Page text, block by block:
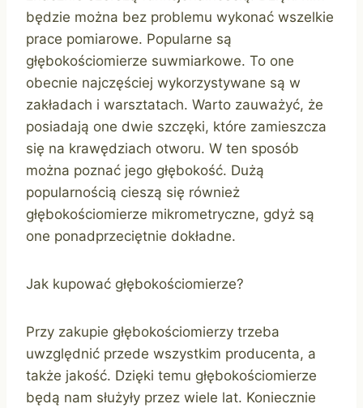
będzie można bez problemu wykonać wszelkie
prace pomiarowe. Popularne są
głębokościomierze suwmiarkowe. To one
obecnie najczęściej wykorzystywane są w
zakładach i warsztatach. Warto zauważyć, że
posiadają one dwie szczęki, które zamieszcza
się na krawędziach otworu. W ten sposób
można poznać jego głębokość. Dużą
popularnością cieszą się również
głębokościomierze mikrometryczne, gdyż są
one ponadprzeciętnie dokładne.
Jak kupować głębokościomierze?
Przy zakupie głębokościomierzy trzeba
uwzględnić przede wszystkim producenta, a
także jakość. Dzięki temu głębokościomierze
będą nam służyły przez wiele lat. Koniecznie